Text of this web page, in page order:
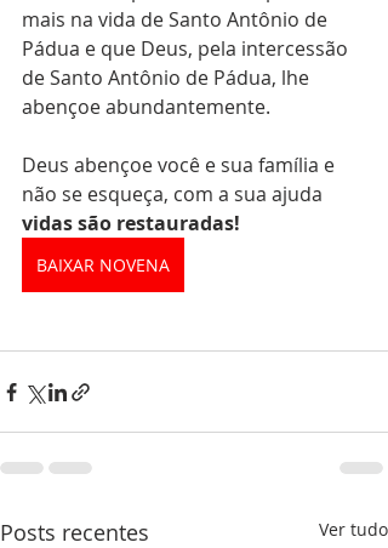
mais na vida de Santo Antônio de
Pádua e que Deus, pela intercessão
de Santo Antônio de Pádua, lhe
abençoe abundantemente.
Deus abençoe você e sua família e
não se esqueça, com a sua ajuda
vidas são restauradas!
BAIXAR NOVENA
Posts recentes Ver tudo